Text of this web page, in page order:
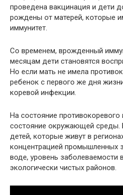
проведена вакцинация и дети
рождены от матерей, которые
иммунитет.
Со временем, врожденный
месяцам дети становятся
Но если мать не имела
ребенок с первого же дня
коревой инфекции.
На состояние противокоревого
состояние окружающей среды.
детей, которые живут в
концентрацией промышленных
воде, уровень заболеваемости
экологически чистых районов.